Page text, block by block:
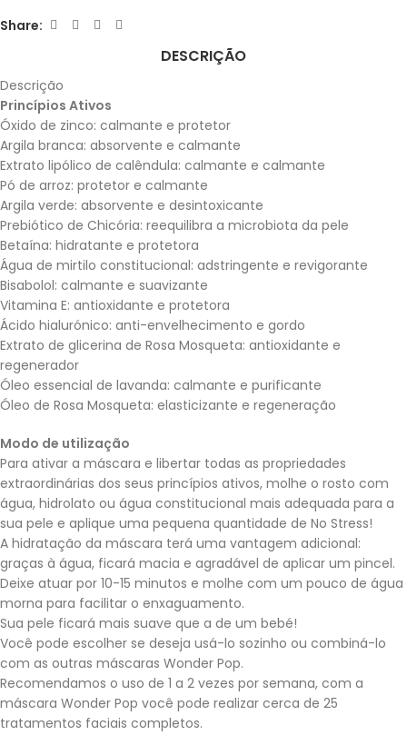
Share:
DESCRIÇÃO
Descrição
Princípios Ativos
Óxido de zinco: calmante e protetor
Argila branca: absorvente e calmante
Extrato lipólico de calêndula: calmante e calmante
Pó de arroz: protetor e calmante
Argila verde: absorvente e desintoxicante
Prebiótico de Chicória: reequilibra a microbiota da pele
Betaína: hidratante e protetora
Água de mirtilo constitucional: adstringente e revigorante
Bisabolol: calmante e suavizante
Vitamina E: antioxidante e protetora
Ácido hialurónico: anti-envelhecimento e gordo
Extrato de glicerina de Rosa Mosqueta: antioxidante e
regenerador
Óleo essencial de lavanda: calmante e purificante
Óleo de Rosa Mosqueta: elasticizante e regeneração
Modo de utilização
Para ativar a máscara e libertar todas as propriedades
extraordinárias dos seus princípios ativos, molhe o rosto com
água, hidrolato ou água constitucional mais adequada para a
sua pele e aplique uma pequena quantidade de No Stress!
A hidratação da máscara terá uma vantagem adicional:
graças à água, ficará macia e agradável de aplicar um pincel.
Deixe atuar por 10-15 minutos e molhe com um pouco de água
morna para facilitar o enxaguamento.
Sua pele ficará mais suave que a de um bebé!
Você pode escolher se deseja usá-lo sozinho ou combiná-lo
com as outras máscaras Wonder Pop.
Recomendamos o uso de 1 a 2 vezes por semana, com a
máscara Wonder Pop você pode realizar cerca de 25
tratamentos faciais completos.